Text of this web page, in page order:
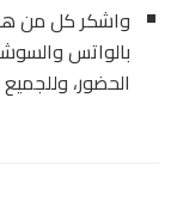
واشكر كل من
بالواتس
الحضور،